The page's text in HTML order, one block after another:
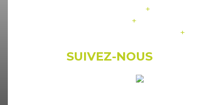
+
+
+
SUIVEZ-NOUS